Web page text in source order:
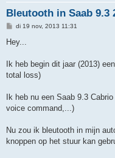
Bleutooth in Saab 9.3
B
r
h
di 19 nov, 2013 11:31
Hey...
Ik heb begin dit jaar (2013)
total loss)
Ik heb nu een Saab 9.3
voice command,...)
Nu zou ik bleutooth in mijn
knoppen op het stuur kan